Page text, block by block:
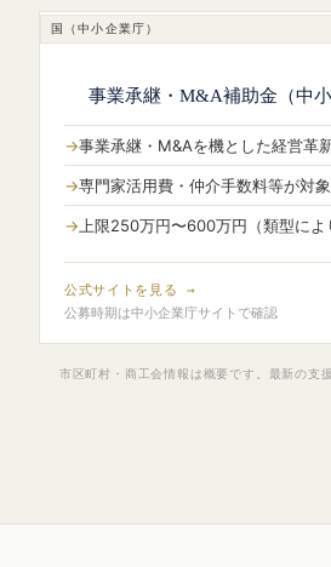
国（中小企業庁）
事業承継・M&A補助金（中小
事業承継・M&Aを機とした経営革
専門家活用費・仲介手数料等が対象
上限250万円〜600万円（類型によ
公式サイトを見る →
公募時期は中小企業庁サイトで確認
市区町村・商工会情報は概要です。最新の支